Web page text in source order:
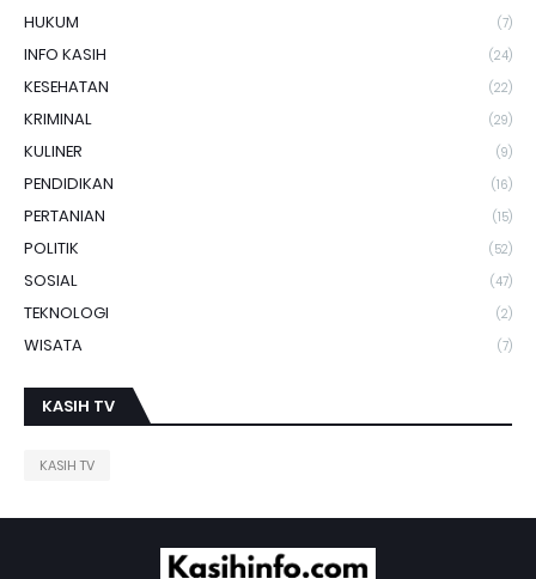
HUKUM (7)
INFO KASIH (24)
KESEHATAN (22)
KRIMINAL (29)
KULINER (9)
PENDIDIKAN (16)
PERTANIAN (15)
POLITIK (52)
SOSIAL (47)
TEKNOLOGI (2)
WISATA (7)
KASIH TV
KASIH TV